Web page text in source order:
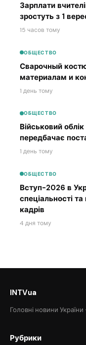
Зарплати
зростуть з 1
15 часов тому
ОБЩЕСТВО
Сварочный
материалам и
1 день тому
ОБЩЕСТВО
Військовий
передбачає
1 день тому
ОБЩЕСТВО
Вступ-2026 в
спеціальності
кадрів
4 дня тому
INTVua
Головні новини України
Рубрики